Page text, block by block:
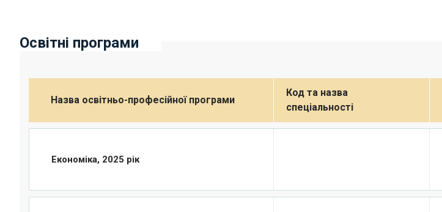
Освітні програми
Назва освітньо-професійної програми
Код та назва
спеціальності
Економіка, 2025 рік